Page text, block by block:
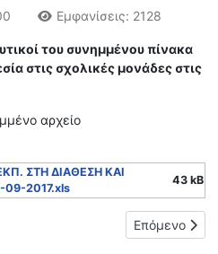
Εμφανίσεις: 2128
του συνημμένου πίνακα
στις σχολικές μονάδες στις
αρχείο
ΣΤΗ ΔΙΑΘΕΣΗ ΚΑΙ
2017.xls
43 kB
ΤΟΠΟΘΕΤΗΣΕΙΣ ΣΕ
Επόμενο
Επόμενο